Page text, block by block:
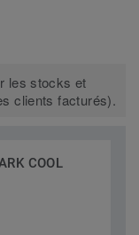
les stocks et
clients facturés).
COOL